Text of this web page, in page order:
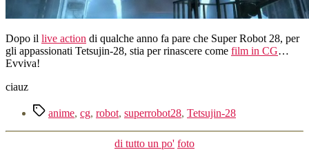
Dopo il live action di qualche anno fa pare che Super Robot 28, per
gli appassionati Tetsujin-28, stia per rinascere come film in CG…
Evviva!
ciauz
Tag anime, cg, robot, superrobot28, Tetsujin-28
Categorie
di tutto un po' foto